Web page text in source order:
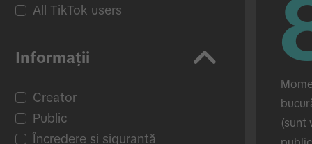
All TikTok users
Informații
Creator
Public
Încredere și siguranță
(sunt